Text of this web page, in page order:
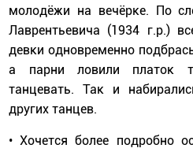
молодёжи на вечёрке. По
Лаврентьевича (1934 г.р.)
девки одновременно
а парни ловили платок
танцевать. Так и
других танцев.
• Хочется более подробно